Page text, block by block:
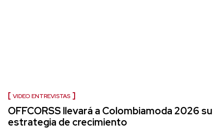
VIDEO ENTREVISTAS
OFFCORSS llevará a Colombiamoda 2026 su
estrategia de crecimiento